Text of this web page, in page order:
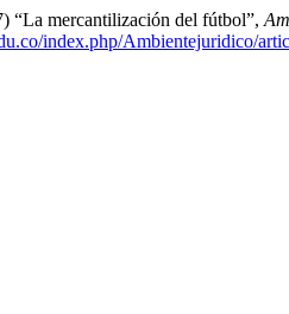
“La mercantilización del fútbol”,
index.php/Ambientejuridico/